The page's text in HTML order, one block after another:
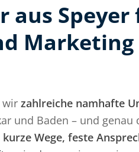
aus Speyer
wir zahlreiche namhafte
und Baden – und genau
kurze Wege, feste